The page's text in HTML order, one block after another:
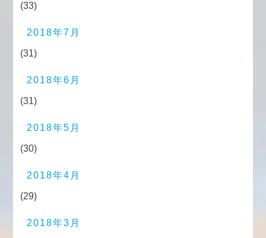
(33)
2018年7月
(31)
2018年6月
(31)
2018年5月
(30)
2018年4月
(29)
2018年3月